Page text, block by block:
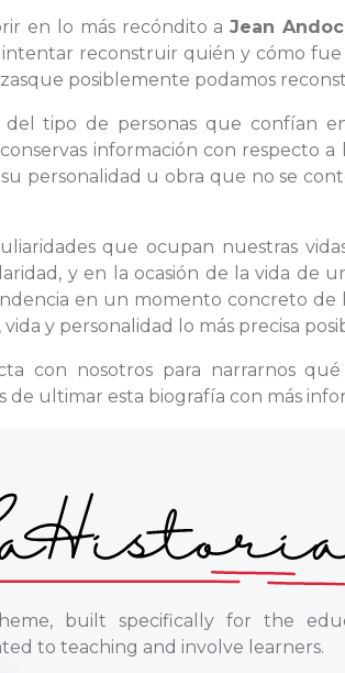
en lo más recóndito aJean
intentar reconstruir quién y cómo fue
posiblemente podamos
del tipo de personas que confían
información con respecto a
personalidad u obra que no se
que ocupan nuestras
y en la ocasión de la vida de
en un momento concreto de
y personalidad lo más precisa
con nosotros para narrarnos qué
de ultimar esta biografía con más
built specifically for the
to teaching and involve learners.